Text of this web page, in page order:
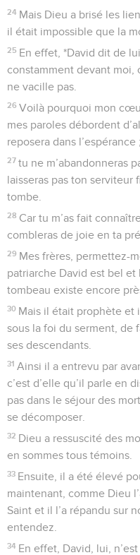
24 Mais Dieu a brisé les
il était impossible que la
25 En effet, *David dit de
constamment devant moi,
ne vacille pas.
26 Voilà pourquoi mon
mes paroles débordent
reposera dans l’espérance ;
27 tu ne m’abandonneras
laisseras pas ton serviteur
tombe.
28 Car tu m’as fait
combleras de joie en ta
29 Mes frères, permettez-
patriarche David est bel
tombeau existe encore
30 Mais il était prophète et
sous la foi du serment, de
ses descendants.
31 Ainsi il a entrevu par
c’est d’elle qu’il parle en
pas dans le séjour des
se décomposer.
32 Dieu a ressuscité des
en sommes tous témoins.
33 Ensuite, il a été élevé
maintenant, comme Dieu
Saint et il l’a répandu sur
entendez.
34 En effet, David, lui,